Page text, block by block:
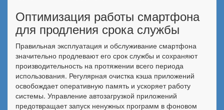
Оптимизация работы смартфона
для продления срока службы
Правильная эксплуатация и обслуживание смартфона
значительно продлевают его срок службы и сохраняют
производительность на протяжении всего периода
использования. Регулярная очистка кэша приложений
освобождает оперативную память и ускоряет работу
системы. Управление автозагрузкой приложений
предотвращает запуск ненужных программ в фоновом